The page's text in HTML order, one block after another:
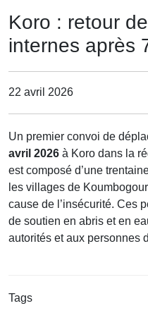
Koro : retour
internes après
22 avril 2026
Un premier convoi de
avril 2026 à Koro dans la
est composé d’une
les villages de
cause de l’insécurité. Ces
de soutien en abris et en
autorités et aux personnes
Tags